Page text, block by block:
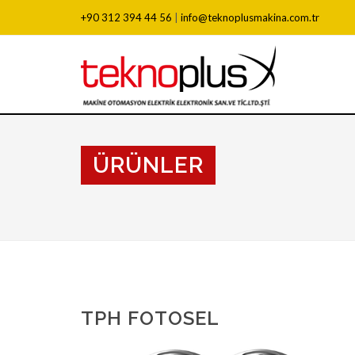
+90 312 394 44 56 info@teknoplusmakina.com.tr
ÜRÜNLER
TPH FOTOSEL